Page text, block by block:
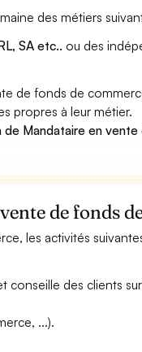
des métiers
SA etc.. ou des
de fonds de
propres à leur métier.
Mandataire en
de fonds
les activités
des clients
...).